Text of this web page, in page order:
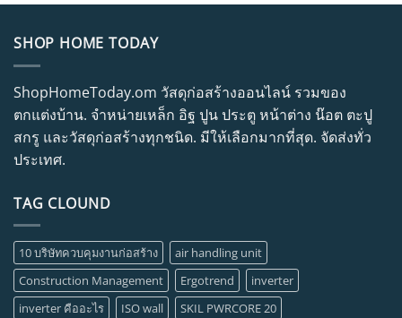
SHOP HOME TODAY
ShopHomeToday.om วัสดุก่อสร้างออนไลน์ รวมของ
ตกแต่งบ้าน. จำหน่ายเหล็ก อิฐ ปูน ประตู หน้าต่าง น๊อต ตะปู
สกรู และวัสดุก่อสร้างทุกชนิด. มีให้เลือกมากที่สุด. จัดส่งทั่ว
ประเทศ.
TAG CLOUND
10 บริษัทควบคุมงานก่อสร้าง
air handling unit
Construction Management
Ergotrend
inverter
inverter คืออะไร
ISO wall
SKIL PWRCORE 20